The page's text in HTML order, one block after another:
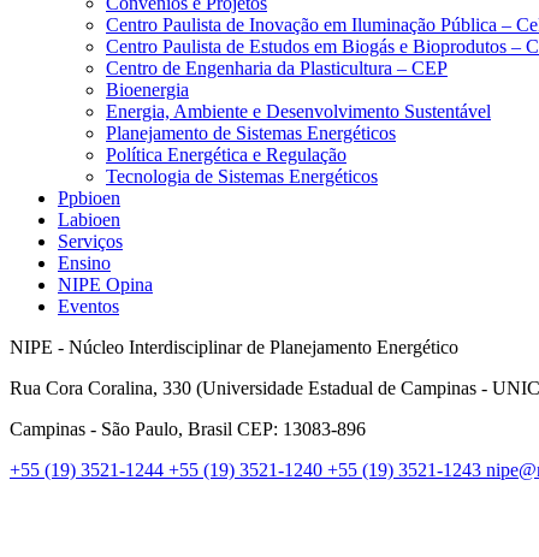
Centro Paulista de Inovação em Iluminação Pública –
Centro Paulista de Estudos em Biogás e Bioprodutos –
Centro de Engenharia da Plasticultura – CEP
Bioenergia
Energia, Ambiente e Desenvolvimento Sustentável
Planejamento de Sistemas Energéticos
Política Energética e Regulação
Tecnologia de Sistemas Energéticos
Ppbioen
Labioen
Serviços
Ensino
NIPE Opina
Eventos
NIPE - Núcleo Interdisciplinar de Planejamento Energético
Rua Cora Coralina, 330 (Universidade Estadual de Campinas -
Campinas - São Paulo, Brasil CEP: 13083-896
+55 (19) 3521-1244 +55 (19) 3521-1240 +55 (19) 3521-1243